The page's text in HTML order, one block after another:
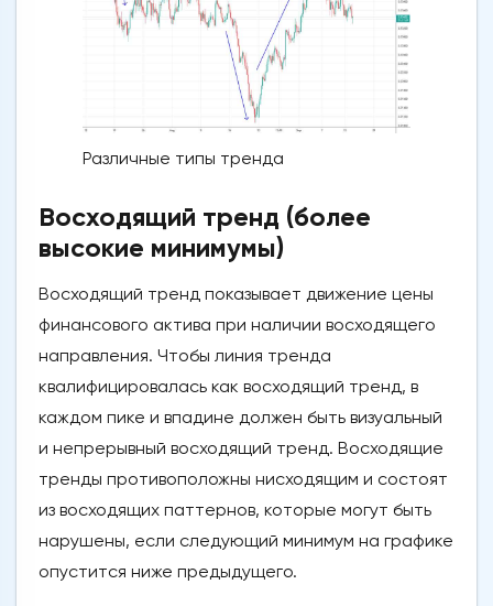
Различные типы тренда
Восходящий тренд (более
высокие минимумы)
Восходящий тренд показывает движение цены
финансового актива при наличии восходящего
направления. Чтобы линия тренда
квалифицировалась как восходящий тренд, в
каждом пике и впадине должен быть визуальный
и непрерывный восходящий тренд. Восходящие
тренды противоположны нисходящим и состоят
из восходящих паттернов, которые могут быть
нарушены, если следующий минимум на графике
опустится ниже предыдущего.